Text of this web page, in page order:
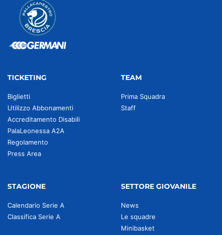
TICKETING
Biglietti
Utilizzo Abbonamenti
Accreditamento Disabili
PalaLeonessa A2A
Regolamento
Press Area
TEAM
Prima Squadra
Staff
STAGIONE
Calendario Serie A
Classifica Serie A
SETTORE GIOVANILE
News
Le squadre
Minibasket